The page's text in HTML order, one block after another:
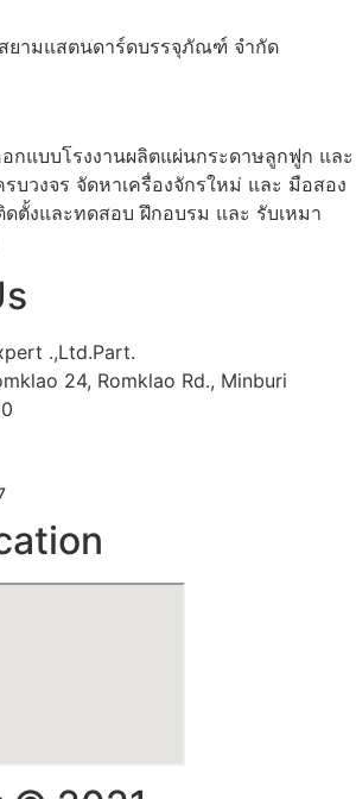
ยามแสตนดาร์ดบรรจุภัณฑ์ จำกัด
กแบบโรงงานผลิตแผ่นกระดาษลูกฟูก และ
บวงจร จัดหาเครื่องจักรใหม่ และ มือสอง
ตั้งและทดสอบ ฝึกอบรม และ รับเหมา
.,Ltd.Part.
24, Romklao Rd., Minburi